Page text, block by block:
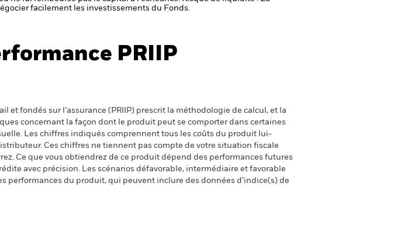
facilement les investissements du Fonds.
PRIIP
et fondés sur l’assurance (PRIIP) prescrit la méthodologie de calcul, et la
concernant la façon dont le produit peut se comporter dans certaines
Les chiffres indiqués comprennent tous les coûts du produit lui-
Ces chiffres ne tiennent pas compte de votre situation fiscale
Ce que vous obtiendrez de ce produit dépend des performances futures
avec précision. Les scénarios défavorable, intermédiaire et favorable
du produit, qui peuvent inclure des données d’indice(s) de